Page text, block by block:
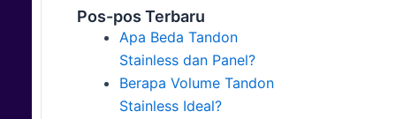
Pos-pos Terbaru
Apa Beda Tandon
Stainless dan Panel?
Berapa Volume Tandon
Stainless Ideal?